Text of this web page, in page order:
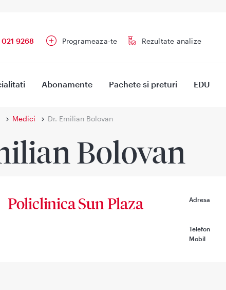
021 9268 Programeaza-te Rezultate analize
Abonamente Pachete si preturi EDU
Medici Dr. Emilian Bolovan
Bolovan
Policlinica Sun Plaza Adresa
Telefon
Mobil